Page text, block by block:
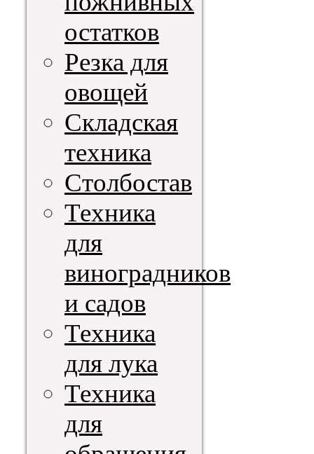
остатков
Резка для
овощей
Складская
техника
Столбостав
Техника
для
виноградников
и садов
Техника
для лука
Техника
для